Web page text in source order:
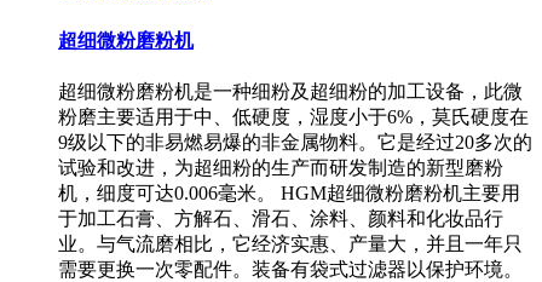
超细微粉磨粉机
超细微粉磨粉机是一种细粉及超细粉的加工设备，此微
粉磨主要适用于中、低硬度，湿度小于6%，莫氏硬度在
9级以下的非易燃易爆的非金属物料。它是经过20多次的
试验和改进，为超细粉的生产而研发制造的新型磨粉
机，细度可达0.006毫米。 HGM超细微粉磨粉机主要用
于加工石膏、方解石、滑石、涂料、颜料和化妆品行
业。与气流磨相比，它经济实惠、产量大，并且一年只
需要更换一次零配件。装备有袋式过滤器以保护环境。